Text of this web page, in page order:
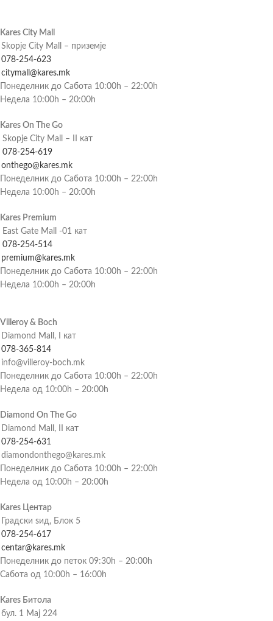
Kares City Mall
Skopje City Mall – приземје
078-254-623
citymall@kares.mk
Понеделник до Сабота 10:00h – 22:00h
Недела 10:00h – 20:00h
Kares On The Go
Skopje City Mall – II кат
078-254-619
onthego@kares.mk
Понеделник до Сабота 10:00h – 22:00h
Недела 10:00h – 20:00h
Kares Premium
East Gate Mall -01 кат
078-254-514
premium@kares.mk
Понеделник до Сабота 10:00h – 22:00h
Недела 10:00h – 20:00h
Villeroy & Boch
Diamond Mall, I кат
078-365-814
info@villeroy-boch.mk
Понеделник до Сабота 10:00h – 22:00h
Недела од 10:00h – 20:00h
Diamond On The Go
Diamond Mall, II кат
078-254-631
diamondonthego@kares.mk
Понеделник до Сабота 10:00h – 22:00h
Недела од 10:00h – 20:00h
Kares Центар
Градски ѕид, Блок 5
078-254-617
centar@kares.mk
Понеделник до петок 09:30h – 20:00h
Сабота од 10:00h – 16:00h
Kares Битола
бул. 1 Мај 224